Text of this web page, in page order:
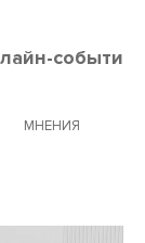
события
МНЕНИЯ